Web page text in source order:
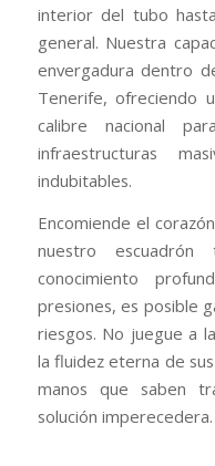
interior del tubo
general. Nuestra
envergadura dentro
Tenerife, ofreciendo
calibre nacional
infraestructuras
indubitables.
Encomiende el
nuestro
conocimiento
presiones, es posible
riesgos. No juegue a
la fluidez eterna de
manos que saben
solución imperecedera.